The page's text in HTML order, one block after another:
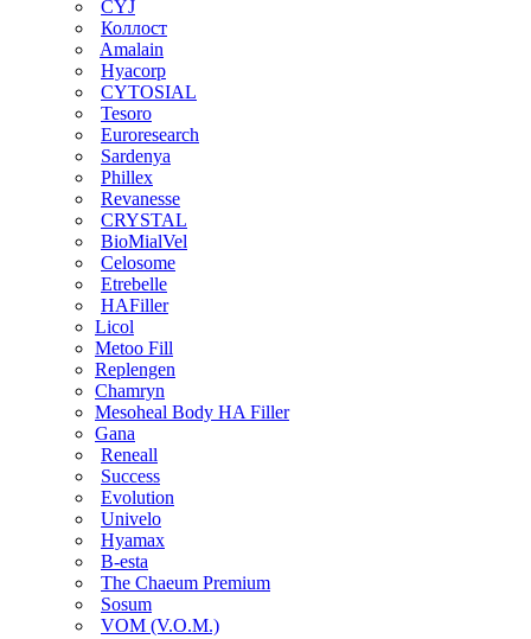
CYJ
Коллост
Amalain
Hyacorp
CYTOSIAL
Tesoro
Euroresearch
Sardenya
Phillex
Revanesse
CRYSTAL
BioMialVel
Celosome
Etrebelle
HAFiller
Licol
Metoo Fill
Replengen
Chamryn
Mesoheal Body HA Filler
Gana
Reneall
Success
Evolution
Univelo
Hyamax
B-esta
The Chaeum Premium
Sosum
VOM (V.O.M.)